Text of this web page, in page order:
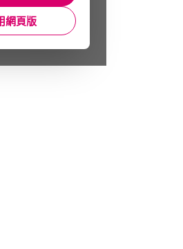
網頁版